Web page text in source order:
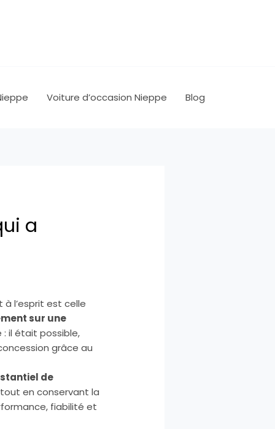
Voiture d’occasion Nieppe Blog
a
l’esprit est celle
sur une
: il était possible,
grâce au
de
en conservant la
fiabilité et